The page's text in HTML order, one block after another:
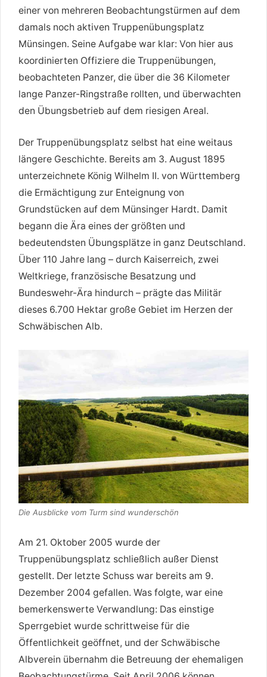
einer von mehreren Beobachtungstürmen auf dem
damals noch aktiven Truppenübungsplatz
Münsingen. Seine Aufgabe war klar: Von hier aus
koordinierten Offiziere die Truppenübungen,
beobachteten Panzer, die über die 36 Kilometer
lange Panzer-Ringstraße rollten, und überwachten
den Übungsbetrieb auf dem riesigen Areal.
Der Truppenübungsplatz selbst hat eine weitaus
längere Geschichte. Bereits am 3. August 1895
unterzeichnete König Wilhelm II. von Württemberg
die Ermächtigung zur Enteignung von
Grundstücken auf dem Münsinger Hardt. Damit
begann die Ära eines der größten und
bedeutendsten Übungsplätze in ganz Deutschland.
Über 110 Jahre lang – durch Kaiserreich, zwei
Weltkriege, französische Besatzung und
Bundeswehr-Ära hindurch – prägte das Militär
dieses 6.700 Hektar große Gebiet im Herzen der
Schwäbischen Alb.
Die Ausblicke vom Turm sind wunderschön
Am 21. Oktober 2005 wurde der
Truppenübungsplatz schließlich außer Dienst
gestellt. Der letzte Schuss war bereits am 9.
Dezember 2004 gefallen. Was folgte, war eine
bemerkenswerte Verwandlung: Das einstige
Sperrgebiet wurde schrittweise für die
Öffentlichkeit geöffnet, und der Schwäbische
Albverein übernahm die Betreuung der ehemaligen